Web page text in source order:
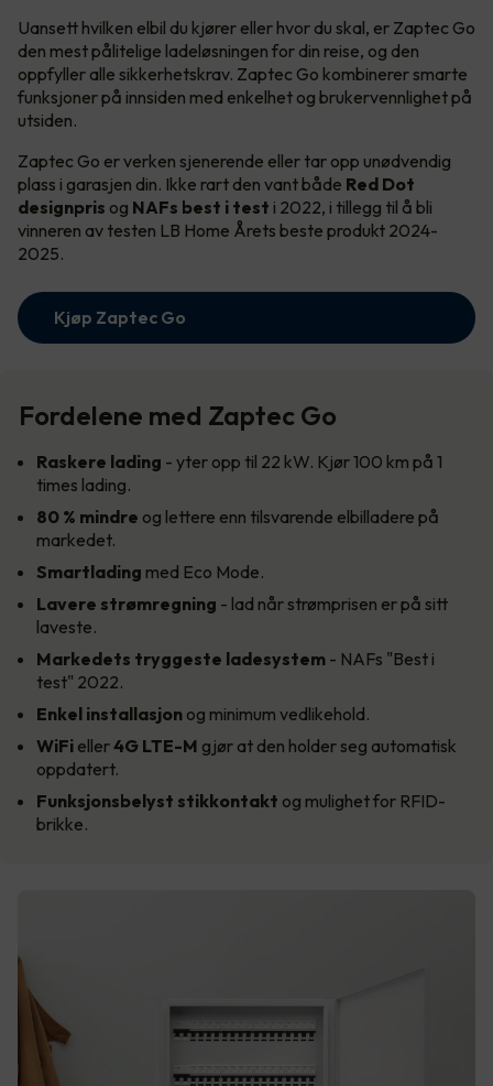
Uansett hvilken elbil du kjører eller hvor du skal, er Zaptec Go
den mest pålitelige ladeløsningen for din reise, og den
oppfyller alle sikkerhetskrav. Zaptec Go kombinerer smarte
funksjoner på innsiden med enkelhet og brukervennlighet på
utsiden.
Zaptec Go er verken sjenerende eller tar opp unødvendig
plass i garasjen din. Ikke rart den vant både Red Dot
designpris og NAFs best i test i 2022, i tillegg til å bli
vinneren av testen LB Home Årets beste produkt 2024-
2025.
Kjøp Zaptec Go
Fordelene med Zaptec Go
Raskere lading - yter opp til 22 kW. Kjør 100 km på 1
times lading.
80 % mindre og lettere enn tilsvarende elbilladere på
markedet.
Smartlading med Eco Mode.
Lavere strømregning - lad når strømprisen er på sitt
laveste.
Markedets tryggeste ladesystem - NAFs "Best i
test" 2022.
Enkel installasjon og minimum vedlikehold.
WiFi eller4G LTE-M gjør at den holder seg automatisk
oppdatert.
Funksjonsbelyst stikkontakt og mulighet for RFID-
brikke.